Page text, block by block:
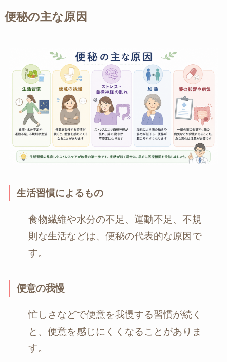
便秘の主な原因
生活習慣によるもの
食物繊維や水分の不足、運動不足、不規
則な生活などは、便秘の代表的な原因で
す。
便意の我慢
忙しさなどで便意を我慢する習慣が続く
と、便意を感じにくくなることがありま
す。